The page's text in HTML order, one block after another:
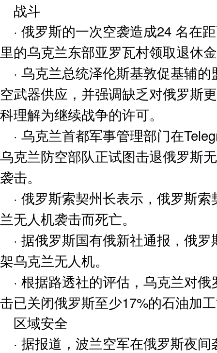
战斗
· 俄罗斯的一次空袭造成24 名在
里的乌克兰东部亚罗瓦村领取退休
· 乌克兰总统泽伦斯基敦促基辅
空武器供应，并强调缺乏对俄罗斯
科理解为继续战争的许可。
· 乌克兰首都军事管理部门在
乌克兰防空部队正试图击退俄罗斯
袭击。
· 俄罗斯索契州长表示，俄罗斯
兰无人机袭击而死亡。
· 据俄罗斯国有俄新社通报，俄
架乌克兰无人机。
· 根据路透社的评估，乌克兰对
击已关闭俄罗斯至少17%的石油加
区域安全
· 据报道，波兰空军在俄罗斯夜